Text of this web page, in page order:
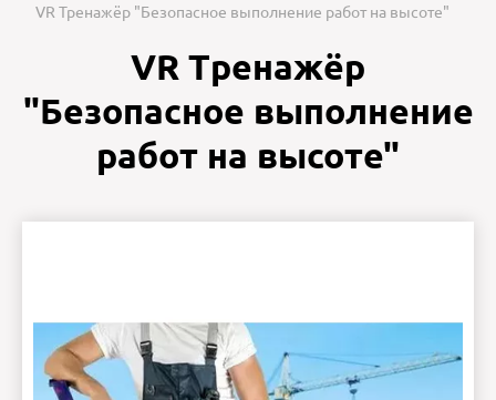
VR Тренажёр "Безопасное выполнение работ на высоте"
VR Тренажёр
"Безопасное выполнение
работ на высоте"